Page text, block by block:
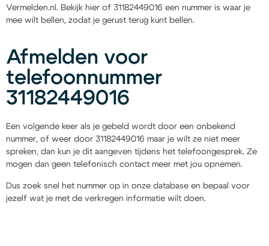
Vermelden.nl. Bekijk hier of 31182449016 een nummer is waar je
mee wilt bellen, zodat je gerust terug kunt bellen.
Afmelden voor
telefoonnummer
31182449016
Een volgende keer als je gebeld wordt door een onbekend
nummer, of weer door 31182449016 maar je wilt ze niet meer
spreken, dan kun je dit aangeven tijdens het telefoongesprek. Ze
mogen dan geen telefonisch contact meer met jou opnemen.
Dus zoek snel het nummer op in onze database en bepaal voor
jezelf wat je met de verkregen informatie wilt doen.